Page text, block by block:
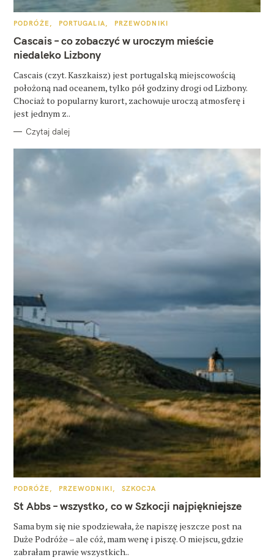
K
T
E
G
O
I
PODRÓŻE PORTUGALIA PRZEWODNIKI
Cascais – co zobaczyć w uroczym mieście
niedaleko Lizbony
Cascais (czyt. Kaszkaisz) jest portugalską miejscowością
położoną nad oceanem, tylko pół godziny drogi od Lizbony.
Chociaż to popularny kurort, zachowuje uroczą atmosferę i
jest jednym z..
Czytaj dalej
K
T
E
O
R
I
PODRÓŻE PRZEWODNIKI SZKOCJA
St Abbs – wszystko, co w Szkocji najpiękniejsze
Sama bym się nie spodziewała, że napiszę jeszcze post na
Duże Podróże – ale cóż, mam wenę i piszę. O miejscu, gdzie
zabrałam prawie wszystkich..
k
a
j
: